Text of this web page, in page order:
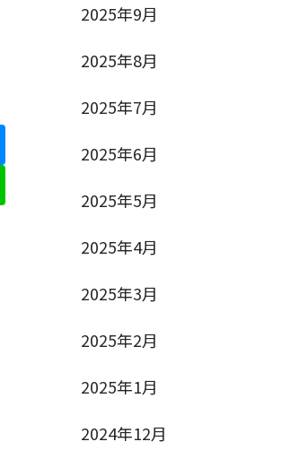
2025年9月
2025年8月
2025年7月
2025年6月
2025年5月
2025年4月
2025年3月
2025年2月
2025年1月
2024年12月